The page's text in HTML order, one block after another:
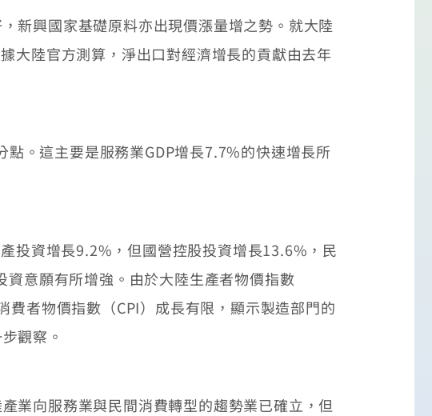
興國家基礎原料亦出現價漲量增之勢。就大陸
大陸官方測算，淨出口對經濟增長的貢獻由去年
。這主要是服務業GDP增長7.7%的快速增長所
資增長9.2%，但國營控股投資增長13.6%，民
意願有所增強。由於大陸生產者物價指數
費者物價指數（CPI）成長有限，顯示製造部門的
觀察。
向服務業與民間消費轉型的趨勢業已確立，但